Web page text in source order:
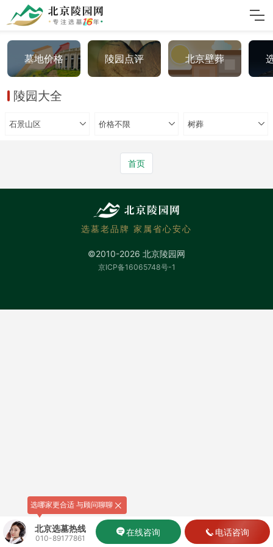
墓地价格 陵园点评 北京壁葬
陵园大全
石景山区 价格不限 树葬
首页
北京选墓热线
010-89177861
在线咨询 电话咨询
选哪家更合适 与顾问聊聊
选墓老品牌 家属省心安心
©2010-2026 北京陵园网
京ICP备16065748号-1